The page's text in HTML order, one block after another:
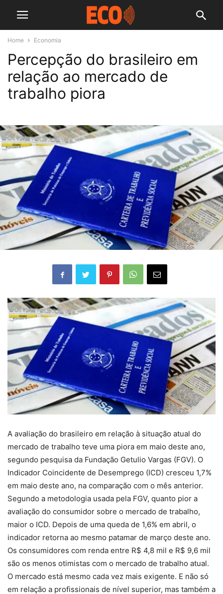
Home Economia
Percepção do brasileiro em
relação ao mercado de
trabalho piora
A avaliação do brasileiro em relação à situação atual do
mercado de trabalho teve uma piora em maio deste ano,
segundo pesquisa da Fundação Getulio Vargas (FGV). O
Indicador Coincidente de Desemprego (ICD) cresceu 1,7%
em maio deste ano, na comparação com o mês anterior.
Segundo a metodologia usada pela FGV, quanto pior a
avaliação do consumidor sobre o mercado de trabalho,
maior o ICD. Depois de uma queda de 1,6% em abril, o
indicador retorna ao mesmo patamar de março deste ano.
Os consumidores com renda entre R$ 4,8 mil e R$ 9,6 mil
são os menos otimistas com o mercado de trabalho atual.
O mercado está mesmo cada vez mais exigente. E não só
em relação a profissionais de nível superior, mas também a